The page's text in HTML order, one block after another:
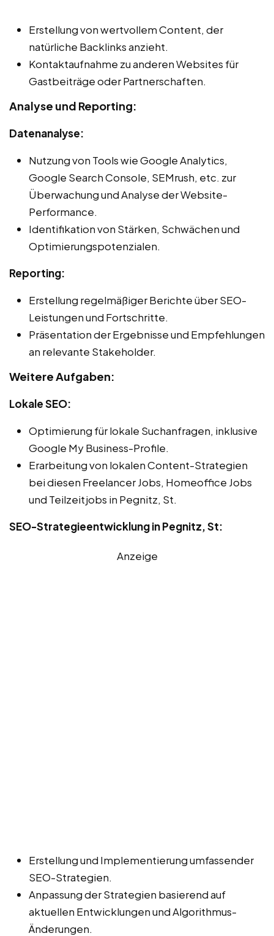
Erstellung von wertvollem Content, der
natürliche Backlinks anzieht.
Kontaktaufnahme zu anderen Websites für
Gastbeiträge oder Partnerschaften.
Analyse und Reporting:
Datenanalyse:
Nutzung von Tools wie Google Analytics,
Google Search Console, SEMrush, etc. zur
Überwachung und Analyse der Website-
Performance.
Identifikation von Stärken, Schwächen und
Optimierungspotenzialen.
Reporting:
Erstellung regelmäßiger Berichte über SEO-
Leistungen und Fortschritte.
Präsentation der Ergebnisse und Empfehlungen
an relevante Stakeholder.
Weitere Aufgaben:
Lokale SEO:
Optimierung für lokale Suchanfragen, inklusive
Google My Business-Profile.
Erarbeitung von lokalen Content-Strategien
bei diesen Freelancer Jobs, Homeoffice Jobs
und Teilzeitjobs in Pegnitz, St.
SEO-Strategieentwicklung in Pegnitz, St:
Anzeige
Erstellung und Implementierung umfassender
SEO-Strategien.
Anpassung der Strategien basierend auf
aktuellen Entwicklungen und Algorithmus-
Änderungen.